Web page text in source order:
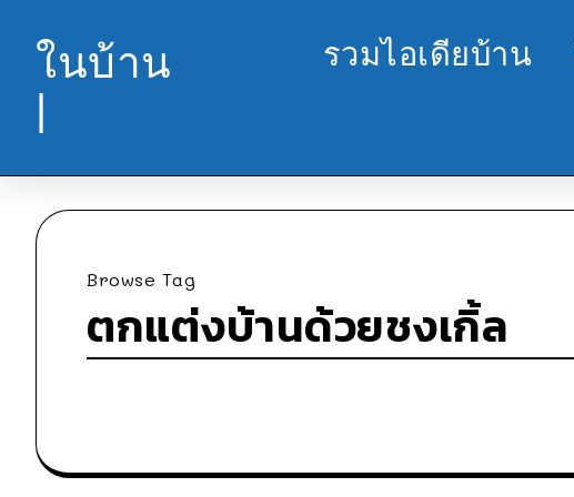
ในบ้าน
|
รวมไอเดียบ้าน
Browse Tag
ตกแต่งบ้านด้วยชงเกิ้ล